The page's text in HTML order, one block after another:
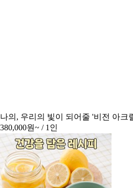
나의, 우리의 빛이 되어줄 '비전 아크
380,000원~ / 1인